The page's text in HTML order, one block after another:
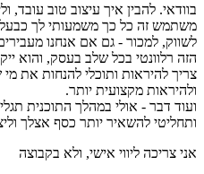
בוודאי. להבין איך עיצוב טוב
משתמש זה כל כך משמעותי לך
לשווק, למכור - גם אם אנחנו
הזה רלוונטי בכל שלב בעסק, והוא
צריך להיראות ותוכלי להנחות את
ולהיראות מקצועית יותר.
ועוד דבר - אולי במהלך התוכנית
ותחליטי להשאיר יותר כסף אצלך
אני צריכה ליווי אישי, ולא בקבוצה